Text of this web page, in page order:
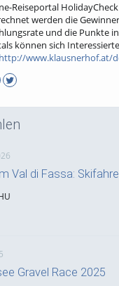
Reiseportal
werden die
und die Punkte
können sich
http://www.klausnerhof.at/
Val di Fassa:
Gravel Race 2025